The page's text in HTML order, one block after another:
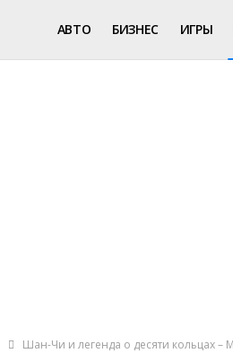
АВТО БИЗНЕС ИГРЫ
Шан-Чи и легенда о десяти кольцах –